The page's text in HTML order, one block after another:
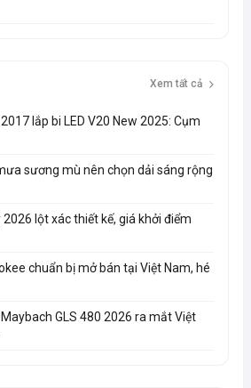
Xem tất cả
lắp bi LED V20 New 2025: Cụm
sương mù nên chọn dải sáng rộng
2026 lột xác thiết kế, giá khởi điểm
chuẩn bị mở bán tại Việt Nam, hé
GLS 480 2026 ra mắt Việt